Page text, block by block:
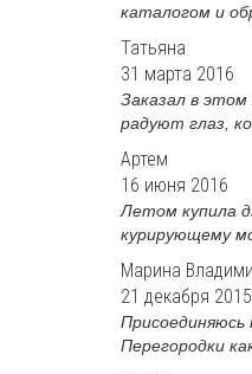
каталогом и
Татьяна
31 марта 2016
Заказал в этом
радуют глаз,
Артем
16 июня 2016
Летом купила
курирующему
Марина
21 декабря 2015
Перегородки